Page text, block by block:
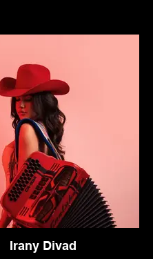
Irany Divad